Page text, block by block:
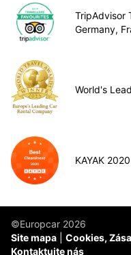
TripAdvisor
Germany,
World's
KAYAK
©Europcar 2026
Site mapa
Cookies,
Kontaktujte nás